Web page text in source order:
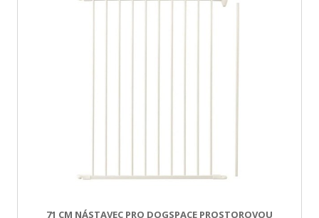
71 CM NÁSTAVEC PRO DOGSPACE PROSTOROVOU